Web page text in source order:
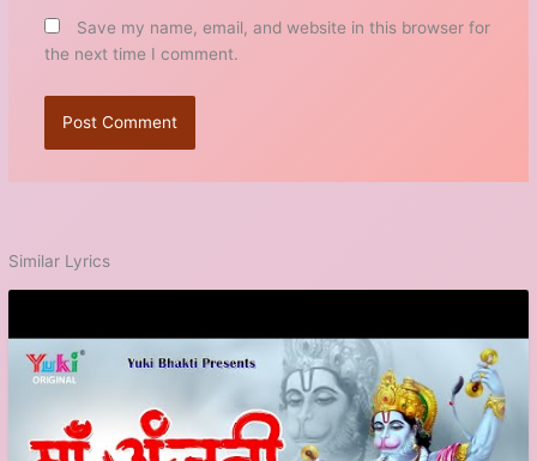
Save my name, email, and website in this browser for
the next time I comment.
Similar Lyrics